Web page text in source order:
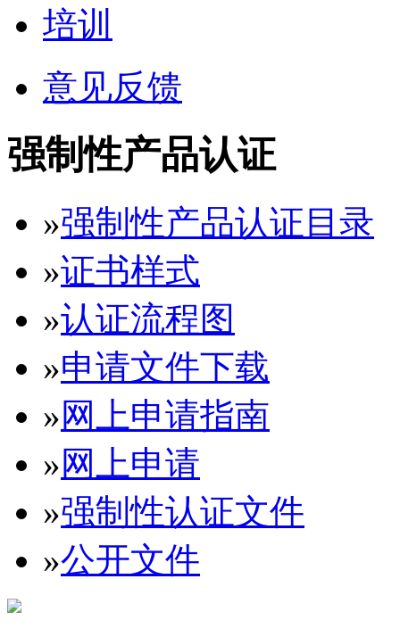
培训
意见反馈
强制性产品认证
»强制性产品认证目录
»证书样式
»认证流程图
»申请文件下载
»网上申请指南
»网上申请
»强制性认证文件
»公开文件